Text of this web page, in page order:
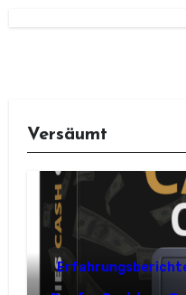
Versäumt